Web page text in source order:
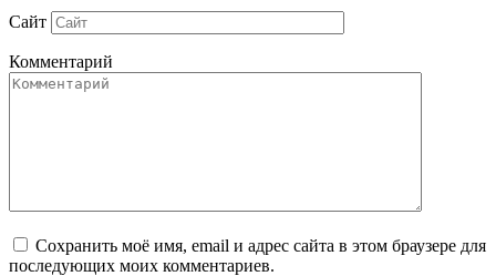
Сайт
Комментарий
Сохранить моё имя, email и адрес сайта в этом браузере для
последующих моих комментариев.